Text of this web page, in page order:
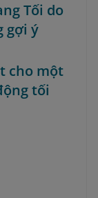
Tối do
gợi ý
cho một
tối